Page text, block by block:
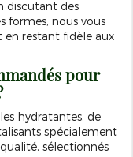
discutant des
formes, nous vous
en restant fidèle aux
pour
hydratantes, de
spécialement
sélectionnés